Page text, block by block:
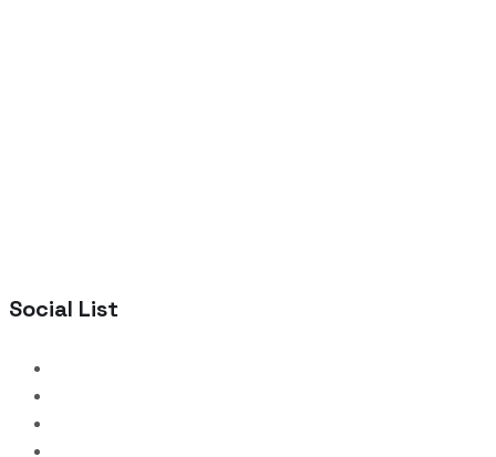
Social List